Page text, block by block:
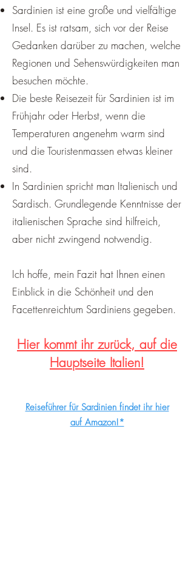
Sardinien ist eine große und vielfältige
Insel. Es ist ratsam, sich vor der Reise
Gedanken darüber zu machen, welche
Regionen und Sehenswürdigkeiten man
besuchen möchte.
Die beste Reisezeit für Sardinien ist im
Frühjahr oder Herbst, wenn die
Temperaturen angenehm warm sind
und die Touristenmassen etwas kleiner
sind.
In Sardinien spricht man Italienisch und
Sardisch. Grundlegende Kenntnisse der
italienischen Sprache sind hilfreich,
aber nicht zwingend notwendig.
Ich hoffe, mein Fazit hat Ihnen einen
Einblick in die Schönheit und den
Facettenreichtum Sardiniens gegeben.
Hier kommt ihr zurück, auf die
Hauptseite Italien!
Reiseführer für Sardinien findet ihr hier
auf Amazon!*